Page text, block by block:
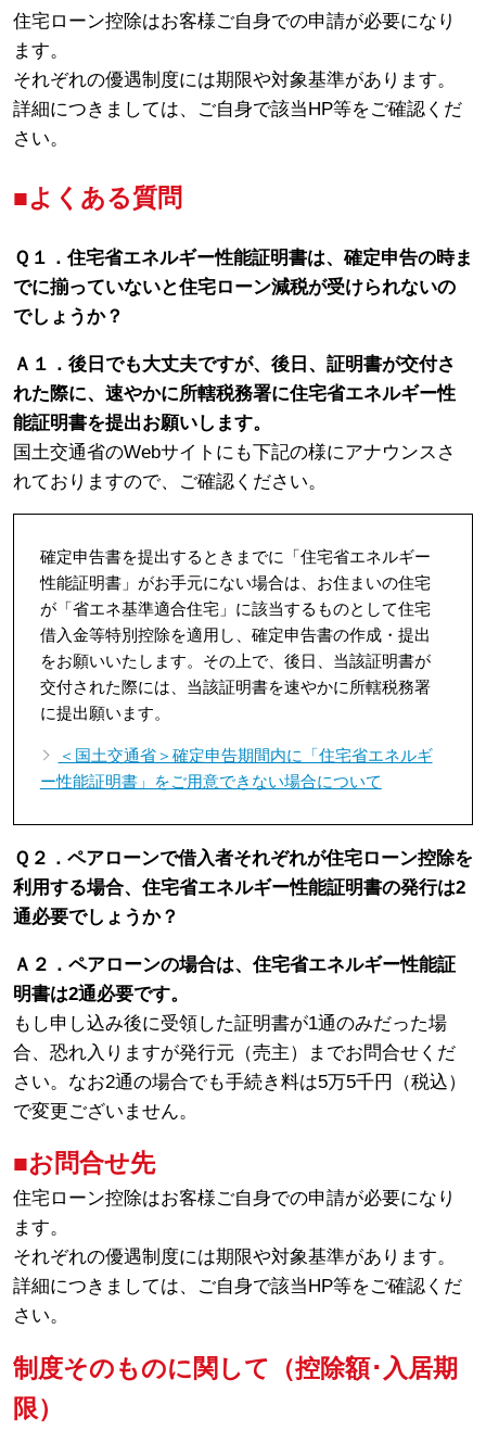
住宅ローン控除はお客様ご自身での申請が必要になり
ます。
それぞれの優遇制度には期限や対象基準があります。
詳細につきましては、ご自身で該当HP等をご確認くだ
さい。
■よくある質問
Ｑ１．住宅省エネルギー性能証明書は、確定申告の時ま
でに揃っていないと住宅ローン減税が受けられないの
でしょうか？
Ａ１．後日でも大丈夫ですが、後日、証明書が交付さ
れた際に、速やかに所轄税務署に住宅省エネルギー性
能証明書を提出お願いします。
国土交通省のWebサイトにも下記の様にアナウンスさ
れておりますので、ご確認ください。
確定申告書を提出するときまでに「住宅省エネルギー
性能証明書」がお手元にない場合は、お住まいの住宅
が「省エネ基準適合住宅」に該当するものとして住宅
借入金等特別控除を適用し、確定申告書の作成・提出
をお願いいたします。その上で、後日、当該証明書が
交付された際には、当該証明書を速やかに所轄税務署
に提出願います。
＜国土交通省＞確定申告期間内に「住宅省エネルギ
ー性能証明書」をご用意できない場合について
Ｑ２．ペアローンで借入者それぞれが住宅ローン控除を
利用する場合、住宅省エネルギー性能証明書の発行は2
通必要でしょうか？
Ａ２．ペアローンの場合は、住宅省エネルギー性能証
明書は2通必要です。
もし申し込み後に受領した証明書が1通のみだった場
合、恐れ入りますが発行元（売主）までお問合せくだ
さい。なお2通の場合でも手続き料は5万5千円（税込）
で変更ございません。
■お問合せ先
住宅ローン控除はお客様ご自身での申請が必要になり
ます。
それぞれの優遇制度には期限や対象基準があります。
詳細につきましては、ご自身で該当HP等をご確認くだ
さい。
制度そのものに関して（控除額･入居期
限）